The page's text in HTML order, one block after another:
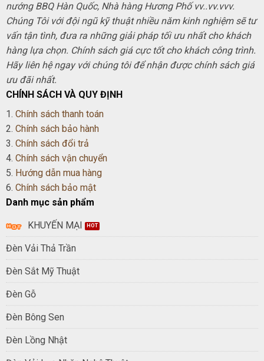
nướng BBQ Hàn Quốc, Nhà hàng Hương Phố vv..vv.vvv.
Chúng Tôi với đội ngũ kỹ thuật nhiều năm kinh nghiệm sẽ tư
vấn tận tình, đưa ra những giải pháp tối ưu nhất cho khách
hàng lựa chọn. Chính sách giá cực tốt cho khách công trình.
Hãy liên hệ ngay với chúng tôi để nhận được chính sách giá
ưu đãi nhất.
CHÍNH SÁCH VÀ QUY ĐỊNH
1. Chính sách thanh toán
2. Chính sách bảo hành
3. Chính sách đổi trả
4. Chính sách vận chuyển
5. Hướng dẫn mua hàng
6. Chính sách bảo mật
Danh mục sản phẩm
KHUYẾN MẠI
Đèn Vải Thả Trần
Đèn Sắt Mỹ Thuật
Đèn Gỗ
Đèn Bông Sen
Đèn Lồng Nhật